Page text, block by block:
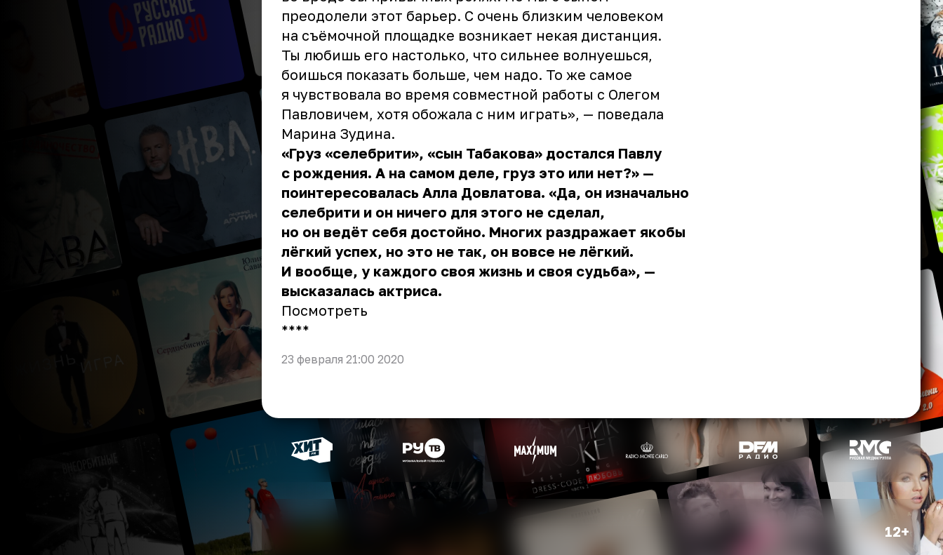
преодолели этот барьер. С очень близким человеком
на съёмочной площадке возникает некая дистанция.
Ты любишь его настолько, что сильнее волнуешься,
боишься показать больше, чем надо. То же самое
я чувствовала во время совместной работы с Олегом
Павловичем, хотя обожала с ним играть», — поведала
Марина Зудина.
«Груз «селебрити», «сын Табакова» достался Павлу
с рождения. А на самом деле, груз это или нет?» —
поинтересовалась Алла Довлатова. «Да, он изначально
селебрити и он ничего для этого не сделал,
но он ведёт себя достойно. Многих раздражает якобы
лёгкий успех, но это не так, он вовсе не лёгкий.
И вообще, у каждого своя жизнь и своя судьба», —
высказалась актриса.
Посмотреть
** **
23 февраля 21:00 2020
12+